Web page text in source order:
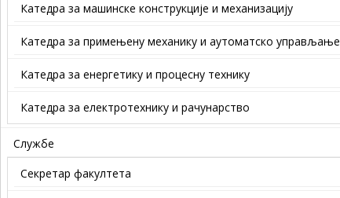
Катедра за машинске конструкције и механизацију
Катедра за примењену механику и аутоматско управљање
Катедра за енергетику и процесну технику
Катедра за електротехнику и рачунарство
Службе
Секретар факултета